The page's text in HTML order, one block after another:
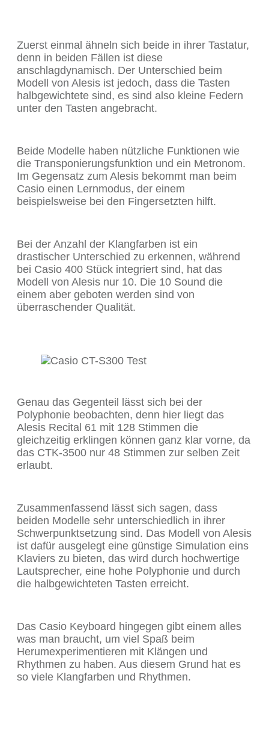
Zuerst einmal ähneln sich beide in ihrer Tastatur,
denn in beiden Fällen ist diese
anschlagdynamisch. Der Unterschied beim
Modell von Alesis ist jedoch, dass die Tasten
halbgewichtete sind, es sind also kleine Federn
unter den Tasten angebracht.
Beide Modelle haben nützliche Funktionen wie
die Transponierungsfunktion und ein Metronom.
Im Gegensatz zum Alesis bekommt man beim
Casio einen Lernmodus, der einem
beispielsweise bei den Fingersetzten hilft.
Bei der Anzahl der Klangfarben ist ein
drastischer Unterschied zu erkennen, während
bei Casio 400 Stück integriert sind, hat das
Modell von Alesis nur 10. Die 10 Sound die
einem aber geboten werden sind von
überraschender Qualität.
Genau das Gegenteil lässt sich bei der
Polyphonie beobachten, denn hier liegt das
Alesis Recital 61 mit 128 Stimmen die
gleichzeitig erklingen können ganz klar vorne, da
das CTK-3500 nur 48 Stimmen zur selben Zeit
erlaubt.
Zusammenfassend lässt sich sagen, dass
beiden Modelle sehr unterschiedlich in ihrer
Schwerpunktsetzung sind. Das Modell von Alesis
ist dafür ausgelegt eine günstige Simulation eins
Klaviers zu bieten, das wird durch hochwertige
Lautsprecher, eine hohe Polyphonie und durch
die halbgewichteten Tasten erreicht.
Das Casio Keyboard hingegen gibt einem alles
was man braucht, um viel Spaß beim
Herumexperimentieren mit Klängen und
Rhythmen zu haben. Aus diesem Grund hat es
so viele Klangfarben und Rhythmen.